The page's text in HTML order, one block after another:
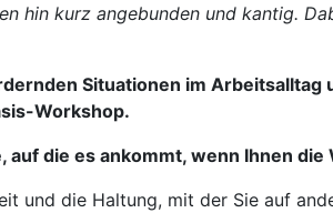
hin kurz angebunden und kantig.
Situationen im Arbeitsalltag
Workshop.
auf die es ankommt, wenn Ihnen die
und die Haltung, mit der Sie auf